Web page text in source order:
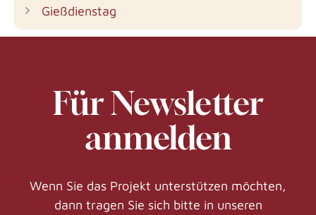
Gießdienstag
Für Newsletter
anmelden
Wenn Sie das Projekt unterstützen möchten,
dann tragen Sie sich bitte in unseren